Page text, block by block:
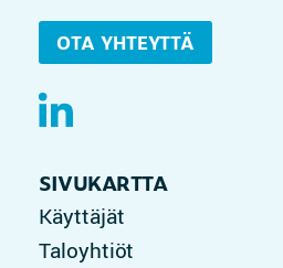
OTA YHTEYTTÄ
SIVUKARTTA
Käyttäjät
Taloyhtiöt